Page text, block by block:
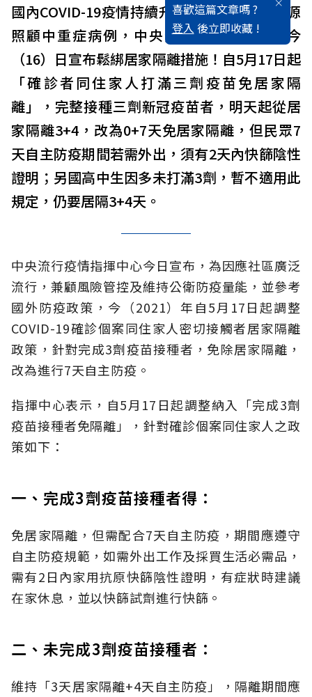
喜歡這篇文章嗎 ?
登入 後立即收藏 !
國內COVID-19疫情持續升溫，為集中醫療資源
照顧中重症病例，中央流行疫情指揮中心今
（16）日宣布鬆綁居家隔離措施！自5月17日起
「確診者同住家人打滿三劑疫苗免居家隔
離」，完整接種三劑新冠疫苗者，明天起從居
家隔離3+4，改為0+7天免居家隔離，但民眾7
天自主防疫期間若需外出，須有2天內快篩陰性
證明；另國高中生因多未打滿3劑，暫不適用此
規定，仍要居隔3+4天。
中央流行疫情指揮中心今日宣布，為因應社區廣泛
流行，兼顧風險管控及維持公衛防疫量能，並參考
國外防疫政策，今（2021）年自5月17日起調整
COVID-19確診個案同住家人密切接觸者居家隔離
政策，針對完成3劑疫苗接種者，免除居家隔離，
改為進行7天自主防疫。
指揮中心表示，自5月17日起調整納入「完成3劑
疫苗接種者免隔離」，針對確診個案同住家人之政
策如下：
一、完成3劑疫苗接種者得：
免居家隔離，但需配合7天自主防疫，期間應遵守
自主防疫規範，如需外出工作及採買生活必需品，
需有2日內家用抗原快篩陰性證明，有症狀時建議
在家休息，並以快篩試劑進行快篩。
二、未完成3劑疫苗接種者：
維持「3天居家隔離+4天自主防疫」，隔離期間應